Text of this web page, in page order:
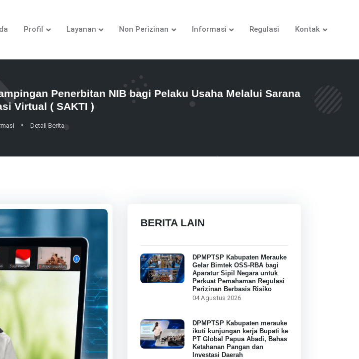
Profil Layanan Non Perizinan Informasi Regulasi Kontak
Penerbitan NIB bagi Pelaku Usaha Melalui Sarana
Virtual ( SAKTI )
Detail Berita
BERITA LAIN
DPMPTSP Kabupaten Merauke
Gelar Bimtek OSS-RBA bagi
Aparatur Sipil Negara untuk
Perkuat Pemahaman Regulasi
Perizinan Berbasis Risiko
04 Agustus 2026
DPMPTSP Kabupaten merauke
ikuti kunjungan kerja Bupati ke
PT Global Papua Abadi, Bahas
Ketahanan Pangan dan
Investasi Daerah